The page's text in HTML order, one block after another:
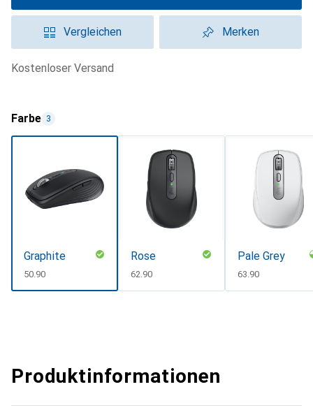
Vergleichen Merken
kostenloser Versand
Farbe 3
Graphite
CHF
50.90
Rose
CHF
62.90
Pale Grey
CHF
63.90
Produktinformationen